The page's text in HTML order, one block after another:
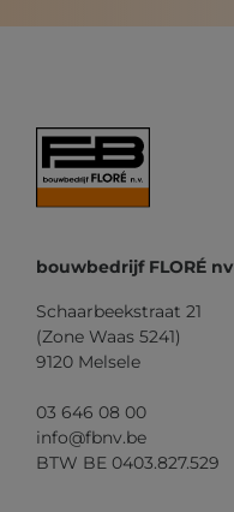
bouwbedrijf FLORÉ nv
Schaarbeekstraat 21
(Zone Waas 5241)
9120 Melsele
03 646 08 00
info@fbnv.be
BTW BE 0403.827.529